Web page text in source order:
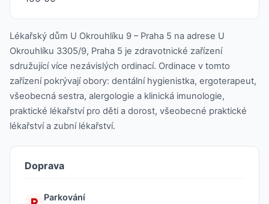
Lékařský dům U Okrouhlíku 9 – Praha 5 na adrese U
Okrouhlíku 3305/9, Praha 5 je zdravotnické zařízení
sdružující více nezávislých ordinací. Ordinace v tomto
zařízení pokrývají obory: dentální hygienistka, ergoterapeut,
všeobecná sestra, alergologie a klinická imunologie,
praktické lékařství pro děti a dorost, všeobecné praktické
lékařství a zubní lékařství.
Doprava
Parkování